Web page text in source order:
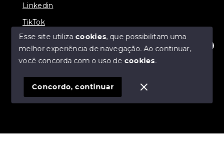
Olá! Estamos disponíveis para te ajudar.
Linkedin
TikTok
© Copyright 2026 - Nova Aliança Assessoria Imobiliária
SITE PARA IMOBILIARIA
Esse site utiliza cookies, que possibilitam uma
melhor experiência de navegação.Ao continuar,
você concorda com o uso de cookies.
Concordo, continuar